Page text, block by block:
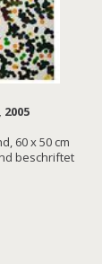
60 x 50 cm
beschriftet